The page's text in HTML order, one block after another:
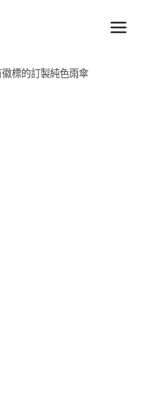
標的訂製純色雨傘